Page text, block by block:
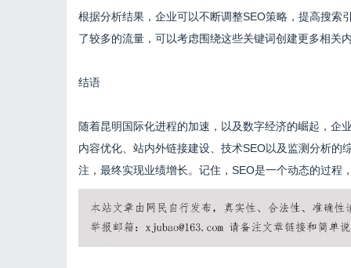
根据分析结果，企业可以不断调整SEO策略，提高搜索
了较多的流量，可以考虑围绕这些关键词创建更多相关
结语
随着昆明国际化进程的加速，以及数字经济的崛起，企
内容优化、站内外链接建设、技术SEO以及监测分析
注，最终实现业绩增长。记住，SEO是一个动态的过程